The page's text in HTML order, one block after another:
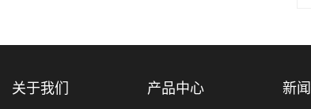
关于我们 产品中心 新